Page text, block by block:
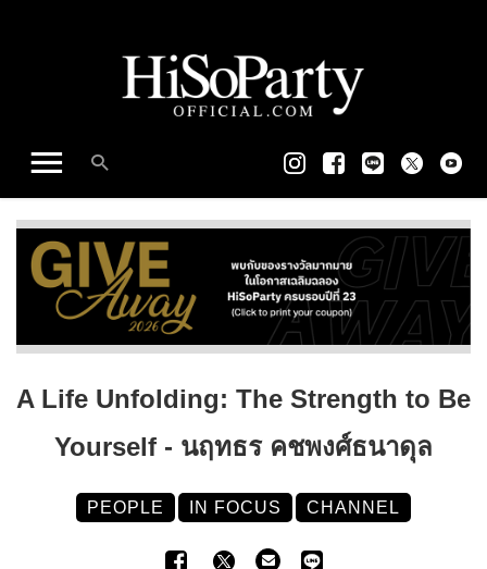
A Life Unfolding: The Strength to Be
Yourself - นฤทธร คชพงศ์ธนาดุล
PEOPLE IN FOCUS CHANNEL